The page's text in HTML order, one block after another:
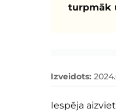
turpmāk
Izveidots:
Iespēja